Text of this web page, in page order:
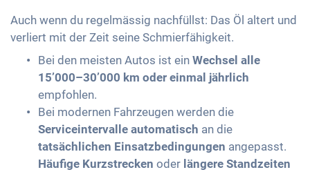
Auch wenn du regelmässig nachfüllst: Das Öl altert und
verliert mit der Zeit seine Schmierfähigkeit.
Bei den meisten Autos ist ein Wechsel alle
15’000–30’000 km oder einmal jährlich
empfohlen.
Bei modernen Fahrzeugen werden die
Serviceintervalle automatisch an die
tatsächlichen Einsatzbedingungen angepasst.
Häufige Kurzstrecken oder längere Standzeiten